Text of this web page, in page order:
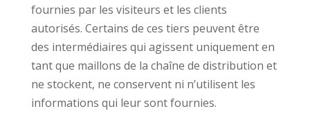
fournies par les visiteurs et les clients
autorisés. Certains de ces tiers peuvent être
des intermédiaires qui agissent uniquement en
tant que maillons de la chaîne de distribution et
ne stockent, ne conservent ni n’utilisent les
informations qui leur sont fournies.